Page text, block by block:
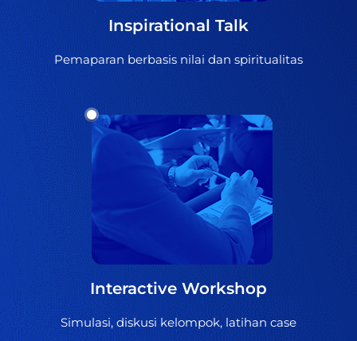
Inspirational Talk
Pemaparan berbasis nilai dan spiritualitas
Interactive Workshop
Simulasi, diskusi kelompok, latihan case